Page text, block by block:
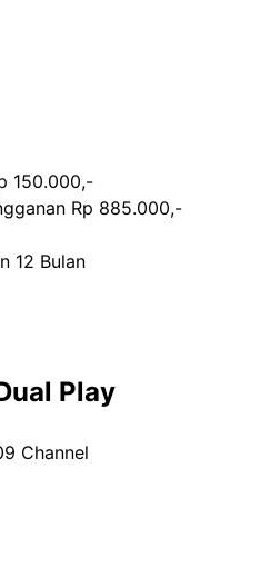
150.000,-
Rp 885.000,-
12 Bulan
Play
Channel